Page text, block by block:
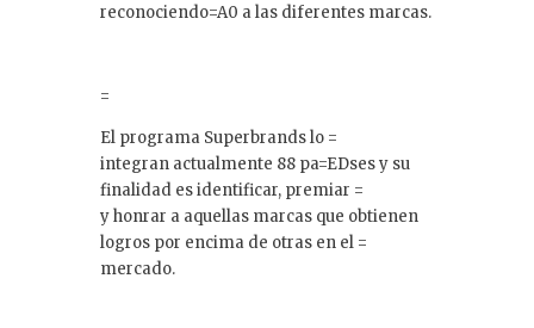
reconociendo=A0 a las diferentes marcas.
=
El programa Superbrands lo =
integran actualmente 88 pa=EDses y su
finalidad es identificar, premiar =
y honrar a aquellas marcas que obtienen
logros por encima de otras en el =
mercado.